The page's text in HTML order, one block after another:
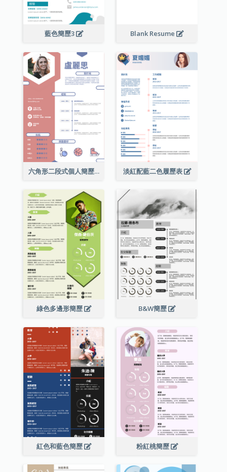
藍色簡歷3 Blank Resume
六角形二段式個人簡歷 淡紅配藍二色履歷表
綠色多邊形簡歷 B&W簡歷
紅色和藍色簡歷 粉紅桃簡歷